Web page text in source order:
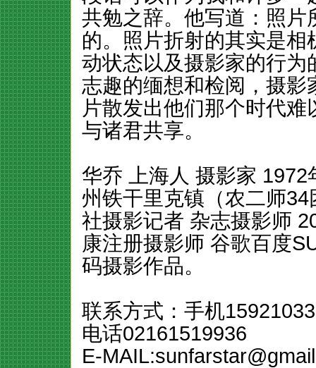
共勉之辞。他写道：照
的。照片折射的其实是
动状态以及摄影家的行
志趣的缅想和检阅，摄
片散发出他们那个时代难
与诸君共享。
华乔 上海人 摄影家
州铁干里克镇（农二师
社摄影记者 杂志摄影师
康注册摄影师 谷歌百度
码摄影作品。
联系方式：手机
电话02161519936
E-